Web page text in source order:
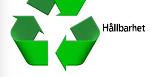
Hållbarhet